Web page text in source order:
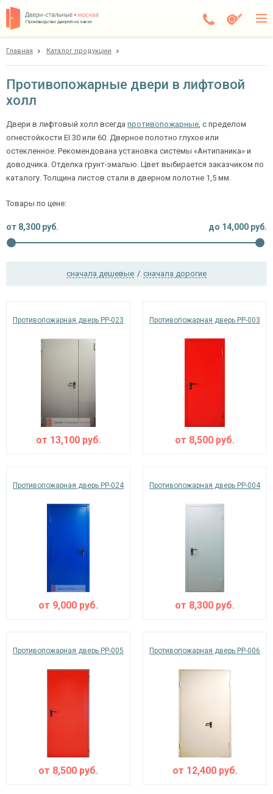
Производство дверей на заказ
Доставка
Установка
Галерея
Акции
Покупателям
О компании
Ежедневно с 08:00 до 24:00
+7 (495) 409-24-70
Главная Каталог продукции
Противопожарные двери в лифтовой
холл
Двери в лифтовый холл всегда противопожарные, с пределом
огнестойкости EI 30 или 60. Дверное полотно глухое или
остекленное. Рекомендована установка системы «Антипаника» и
доводчика. Отделка грунт-эмалью. Цвет выбирается заказчиком по
каталогу. Толщина листов стали в дверном полотне 1,5 мм.
Товары по цене:
от 8,300 руб. до 14,000 руб.
сначала дешевые / сначала дорогие
Противопожарная дверь PP-023
от 13,100руб.
Противопожарная дверь PP-003
от 8,500 руб.
Противопожарная дверь PP-024
от 9,000 руб.
Противопожарная дверь PP-004
от 8,300 руб.
Противопожарная дверь PP-005
от 8,500 руб.
Противопожарная дверь PP-006
от 12,400руб.